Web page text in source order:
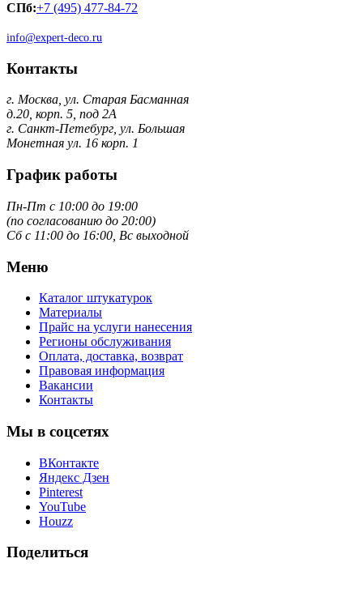
СПб:+7 (495) 477-84-72
info@expert-deco.ru
Контакты
г. Москва, ул. Старая Басманная
д.20, корп. 5, под 2А
г. Санкт-Петебург, ул. Большая
Монетная ул. 16 корп. 1
График работы
Пн-Пт с 10:00 до 19:00
(по согласованию до 20:00)
Сб с 11:00 до 16:00, Вс выходной
Меню
Каталог штукатурок
Материалы
Прайс на услуги нанесения
Регионы обслуживания
Оплата, доставка, возврат
Правовая информация
Вакансии
Контакты
Мы в соцсетях
ВКонтакте
Яндекс Дзен
Pinterest
YouTube
Houzz
Поделиться